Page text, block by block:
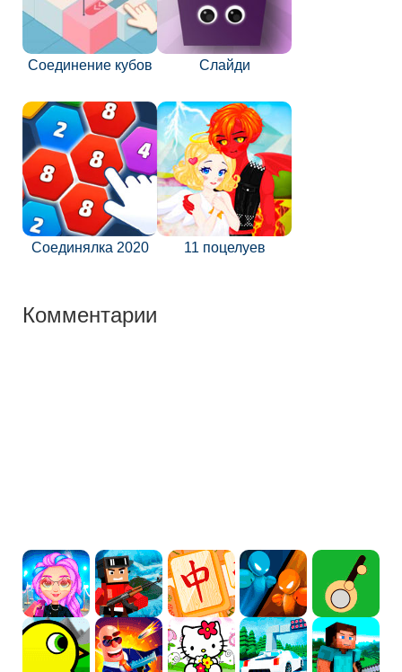
Соединение кубов Слайди
Соединялка 2020 11 поцелуев
Комментарии